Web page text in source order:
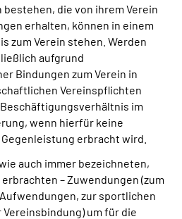
(DGS)
die von ihrem Verein
erhalten, können in einem
zum Verein stehen. Werden
aufgrund
Bindungen zum Verein in
Vereinspflichten
im
wenn hierfür keine
erbracht wird.
auch immer bezeichneten,
– Zuwendungen (zum
zur sportlichen
um für die